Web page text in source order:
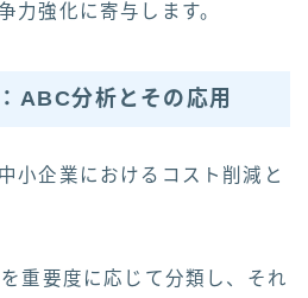
力強化に寄与します。
ABC分析とその応用
小企業におけるコスト削減と
重要度に応じて分類し、それ